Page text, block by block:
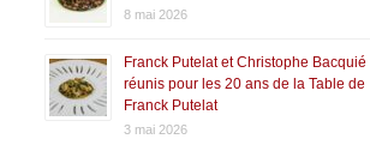
8 mai 2026
Franck Putelat et Christophe Bacquié
réunis pour les 20 ans de la Table de
Franck Putelat
3 mai 2026